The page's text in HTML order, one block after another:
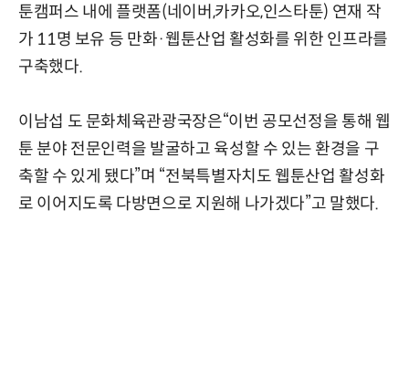
툰캠퍼스 내에 플랫폼(네이버,카카오,인스타툰) 연재 작
가 11명 보유 등 만화·웹툰산업 활성화를 위한 인프라를
구축했다.
이남섭 도 문화체육관광국장은“이번 공모선정을 통해 웹
툰 분야 전문인력을 발굴하고 육성할 수 있는 환경을 구
축할 수 있게 됐다”며 “전북특별자치도 웹툰산업 활성화
로 이어지도록 다방면으로 지원해 나가겠다”고 말했다.